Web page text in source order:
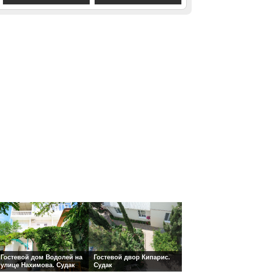
Гостевой дом Водолей на
улице Нахимова. Судак
Гостевой двор Кипарис.
Судак